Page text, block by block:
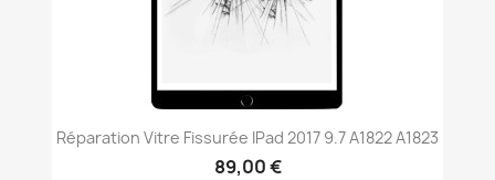
Réparation Vitre Fissurée IPad 2017 9.7 A1822 A1823
89,00 €